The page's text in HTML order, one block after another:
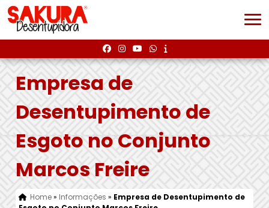
Empresa de
Desentupimento de
Esgoto no Conjunto
Marcos Freire
Home» Informações » Empresa de Desentupimento de